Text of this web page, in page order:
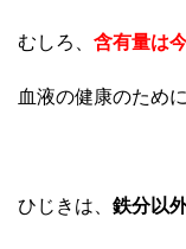
むしろ、 含有量は
血液の健康のため
ひじきは、 鉄分以